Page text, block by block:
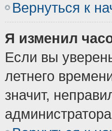
Вернуться к
Я изменил
Если вы
летнего
значит,